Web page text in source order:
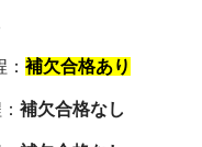
補欠合格あり
補欠合格なし